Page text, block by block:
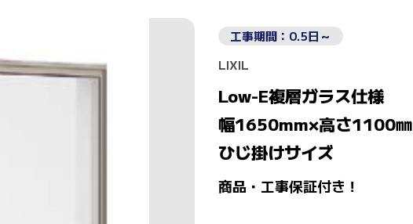
工事期間：0.5日～
LIXIL
Low-E複層ガラス仕様
幅1650mm×高さ1100㎜
ひじ掛けサイズ
商品・工事保証付き！